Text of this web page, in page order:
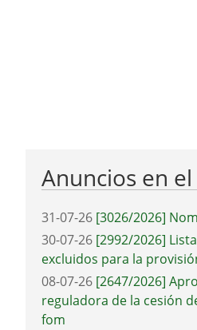
Anuncios en el
31-07-26 [3026/2026]
30-07-26 [2992/2026]
excluidos para la
08-07-26 [2647/2026]
reguladora de la cesión
fom